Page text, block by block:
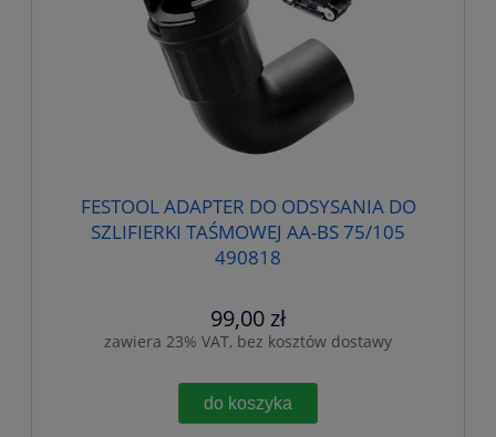
FESTOOL ADAPTER DO ODSYSANIA DO
SZLIFIERKI TAŚMOWEJ AA-BS 75/105
490818
99,00 zł
zawiera 23% VAT, bez kosztów dostawy
do koszyka